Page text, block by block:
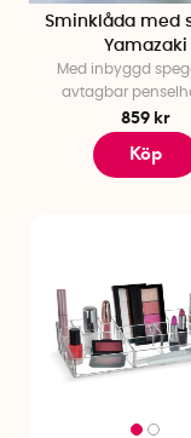
Sminklåda med
Yamazaki
Med inbyggd
avtagbar
859 kr
Köp